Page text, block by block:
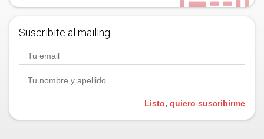
Suscribite al mailing.
Listo, quiero suscribirme